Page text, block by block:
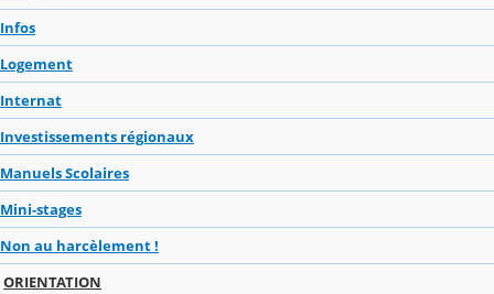
Infos
Logement
Internat
Investissements régionaux
Manuels Scolaires
Mini-stages
Non au harcèlement !
ORIENTATION